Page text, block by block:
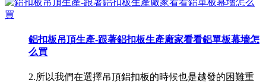
鋁扣板吊頂生產-跟著鋁扣板生產廠家看看鋁單板幕墻怎
么買
2.所以我們在選擇吊頂鋁扣板的時候也是越發的困難重